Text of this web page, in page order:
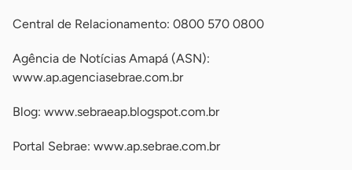
Central de Relacionamento: 0800 570 0800
Agência de Notícias Amapá (ASN):
www.ap.agenciasebrae.com.br
Blog: www.sebraeap.blogspot.com.br
Portal Sebrae: www.ap.sebrae.com.br